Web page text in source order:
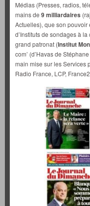
Médias (Presses, radios,
mains de 9 milliardaires
Actuelles), que son
d’Instituts de sondages à
grand patronat (Institut
com’ (d’Havas de
main mise sur les Services
Radio France, LCP,